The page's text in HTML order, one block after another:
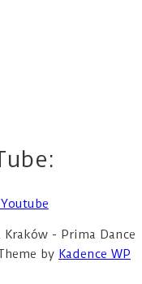
- Prima Dance
by Kadence WP